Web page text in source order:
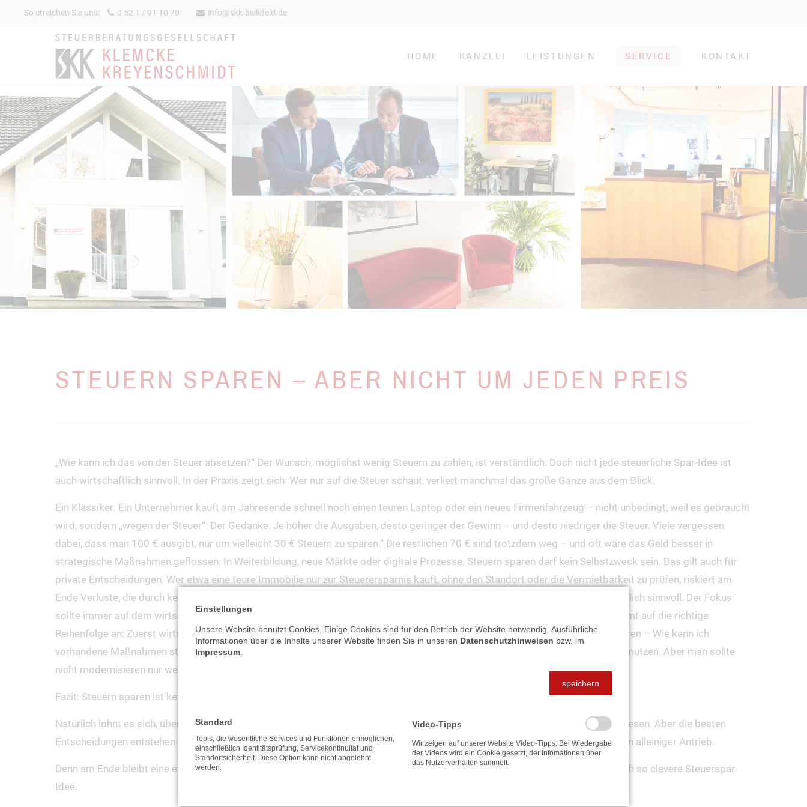
So erreichen Sie uns: 0 52 1 / 91 10 70 info@skk-bielefeld.de
HOME KANZLEI LEISTUNGEN SERVICE KONTAKT
STEUERN SPAREN – ABER NICHT UM JEDEN PREIS
„Wie kann ich das von der Steuer absetzen?“ Der Wunsch, möglichst wenig Steuern zu zahlen, ist verständlich. Doch nicht jede steuerliche Spar-Idee ist
auch wirtschaftlich sinnvoll. In der Praxis zeigt sich: Wer nur auf die Steuer schaut, verliert manchmal das große Ganze aus dem Blick.
Ein Klassiker: Ein Unternehmer kauft am Jahresende schnell noch einen teuren Laptop oder ein neues Firmenfahrzeug – nicht unbedingt, weil es gebraucht
wird, sondern „wegen der Steuer“. Der Gedanke: Je höher die Ausgaben, desto geringer der Gewinn – und desto niedriger die Steuer. Viele vergessen
dabei, dass man 100 € ausgibt, nur um vielleicht 30 € Steuern zu sparen.“ Die restlichen 70 € sind trotzdem weg – und oft wäre das Geld besser in
strategische Maßnahmen geflossen: In Weiterbildung, neue Märkte oder digitale Prozesse. Steuern sparen darf kein Selbstzweck sein. Das gilt auch für
private Entscheidungen. Wer etwa eine teure Immobilie nur zur Steuerersparnis kauft, ohne den Standort oder die Vermietbarkeit zu prüfen, riskiert am
Ende Verluste, die durch keine Abschreibung mehr aufgefangen werden. Steuerlich begünstigt heißt noch lange nicht wirtschaftlich sinnvoll. Der Fokus
sollte immer auf dem wirtschaftlichen Nutzen liegen – die Steuererleichterung ist bestenfalls ein schöner Nebeneffekt. Es kommt auf die richtige
Reihenfolge an: Zuerst wirtschaftlich planen – Was braucht mein Unternehmen/meine Familie wirklich? Dann steuerlich optimieren – Wie kann ich
vorhandene Maßnahmen steuerlich bestmöglich gestalten? Wer z.B. sowieso modernisieren will, kann steuerliche Förderungen nutzen. Aber man sollte
nicht modernisieren nur wegen der Förderung.
Fazit: Steuern sparen ist kein Ersatz für gute Planung
Natürlich lohnt es sich, über Freibeträge, Abschreibungen oder Investitionsanreize Bescheid zu wissen – gerade in Zeiten wie diesen. Aber die besten
Entscheidungen entstehen dort, wo Steuern sparen Teil eines durchdachten wirtschaftlichen Gesamtkonzepts ist – nicht dessen alleiniger Antrieb.
Denn am Ende bleibt eine einfache Wahrheit: Ein gesunder Betrieb oder ein stabiles Haushaltsbudget ist mehr wert als jede noch so clevere Steuerspar-
Idee.
Einstellungen
Unsere Website benutzt Cookies. Einige Cookies sind für den Betrieb der Website notwendig. Ausführliche
Informationen über die Inhalte unserer Website finden Sie in unseren Datenschutzhinweisen bzw. im
Impressum
speichern
Standard
Tools, die wesentliche Services und Funktionen ermöglichen,
einschließlich Identitätsprüfung, Servicekontinuität und
Standortsicherheit. Diese Option kann nicht abgelehnt
werden.
Video-Tipps
Wir zeigen auf unserer Website Video-Tipps. Bei Wiedergabe
der Videos wird ein Cookie gesetzt, der Infomationen über
das Nutzerverhalten sammelt.